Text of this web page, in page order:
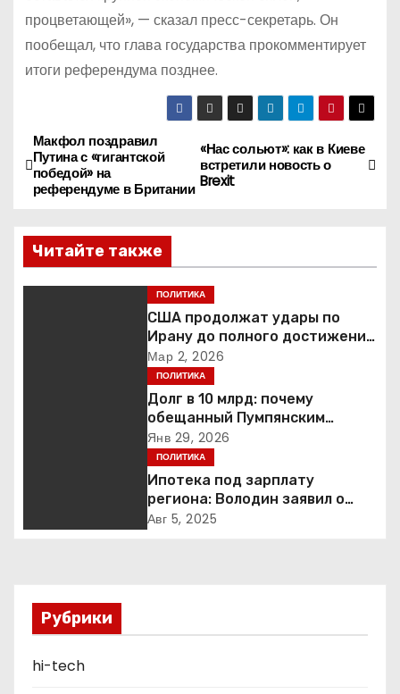
процветающей», — сказал пресс-секретарь. Он
пообещал, что глава государства прокомментирует
итоги референдума позднее.​
Н
а
и
о
а
п
и
«Нас сольют»: как в Киеве
встретили новость о
Brexit
Макфол поздравил
Путина с «гигантской
победой» на
референдуме в Британии
Читайте также
ПОЛИТИКА
США продолжат удары по
Ирану до полного достижения
целей — Трамп
Мар 2, 2026
ПОЛИТИКА
Долг в 10 млрд: почему
обещанный Пумпянским
научный центр в
Екатеринбурге так и не
построен
Янв 29, 2026
ПОЛИТИКА
Ипотека под зарплату
региона: Володин заявил о
планах дифференцировать
Авг 5, 2025
Рубрики
hi-tech